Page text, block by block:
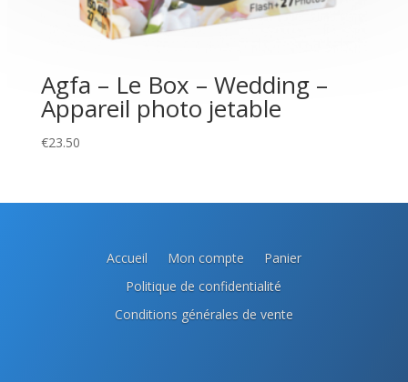
Agfa – Le Box – Wedding –
Appareil photo jetable
€23.50
Accueil Mon compte
Panier
Politique de confidentialité
Conditions générales de vente